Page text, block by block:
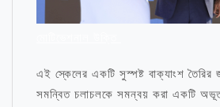
এই স্কেলের একটি সুস্পষ্ট বাক্যাংশ তৈরির
সমন্বিত চলাচলকে সমন্বয় করা একটি